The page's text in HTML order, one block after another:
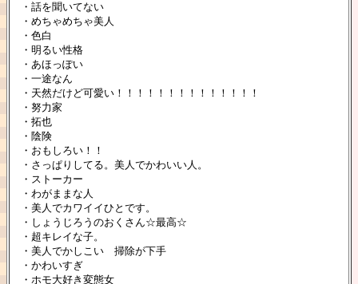
・話を聞いてない
・めちゃめちゃ美人
・色白
・明るい性格
・あほっぽい
・一途なん
・天然だけど可愛い！！！！！！！！！！！！！！
・努力家
・拓也
・陰険
・おもしろい！！
・さっぱりしてる。美人でかわいい人。
・ストーカー
・わがままな人
・美人でカワイイひとです。
・しょうじろうのおくさん☆最高☆
・超キレイな子。
・美人でかしこい 掃除が下手
・かわいすぎ
・ホモ大好き変態女